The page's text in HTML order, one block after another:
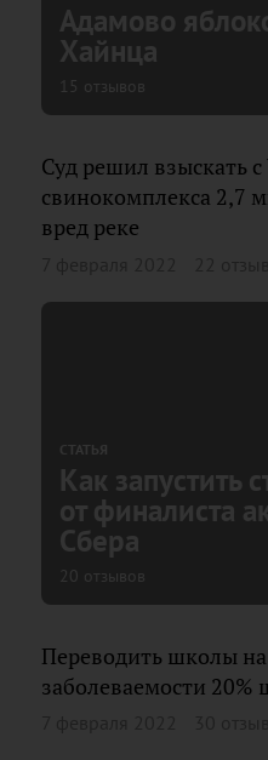
Адамово
Хайнца
15 отзывов
Суд решил взыскать с
свинокомплекса 2,7
вред реке
СТАТЬЯ
Как запустить
от финалиста
Сбера
20 отзывов
Переводить школы
заболеваемости 20%